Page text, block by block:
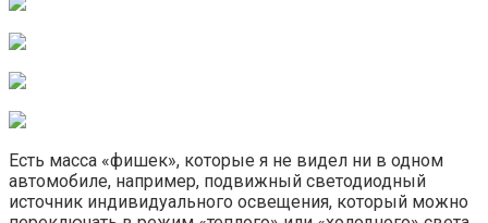
Есть масса «фишек», которые я не видел ни в одном
автомобиле, например, подвижный светодиодный
источник индивидуального освещения, который можно